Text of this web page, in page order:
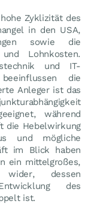
Zyklizität des
in den USA,
sowie die
Lohnkosten.
und IT-
die
Anleger ist das
während
die Hebelwirkung
und mögliche
im Blick haben
ein mittelgroßes,
wider, dessen
des
ist.